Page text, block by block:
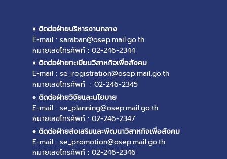
♦ ติดต่อฝ่ายบริหารงานกลาง
E-mail : saraban@osep.mail.go.th
หมายเลขโทรศัพท์ : 02-246-2344
♦ ติดต่อฝ่ายทะเบียนวิสาหกิจเพื่อสังคม
E-mail : se_registration@osep.mail.go.th
หมายเลขโทรศัพท์ : 02-246-2345
♦ ติดต่อฝ่ายวิจัยและนโยบาย
E-mail : se_planning@osep.mail.go.th
หมายเลขโทรศัพท์ : 02-246-2347
♦ ติดต่อฝ่ายส่งเสริมและพัฒนาวิสาหกิจเพื่อสังคม
E-mail : se_promotion@osep.mail.go.th
หมายเลขโทรศัพท์ : 02-246-2346